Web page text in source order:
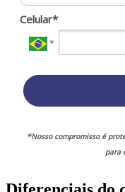
Celular*
*Nosso compromisso é
para